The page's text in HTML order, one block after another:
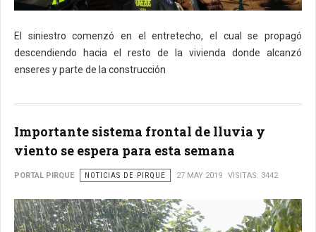
El siniestro comenzó en el entretecho, el cual se propagó
descendiendo hacia el resto de la vivienda donde alcanzó
enseres y parte de la construcción
Importante sistema frontal de lluvia y
viento se espera para esta semana
PORTAL PIRQUE NOTICIAS DE PIRQUE 27 MAY 2019 VISITAS: 3442